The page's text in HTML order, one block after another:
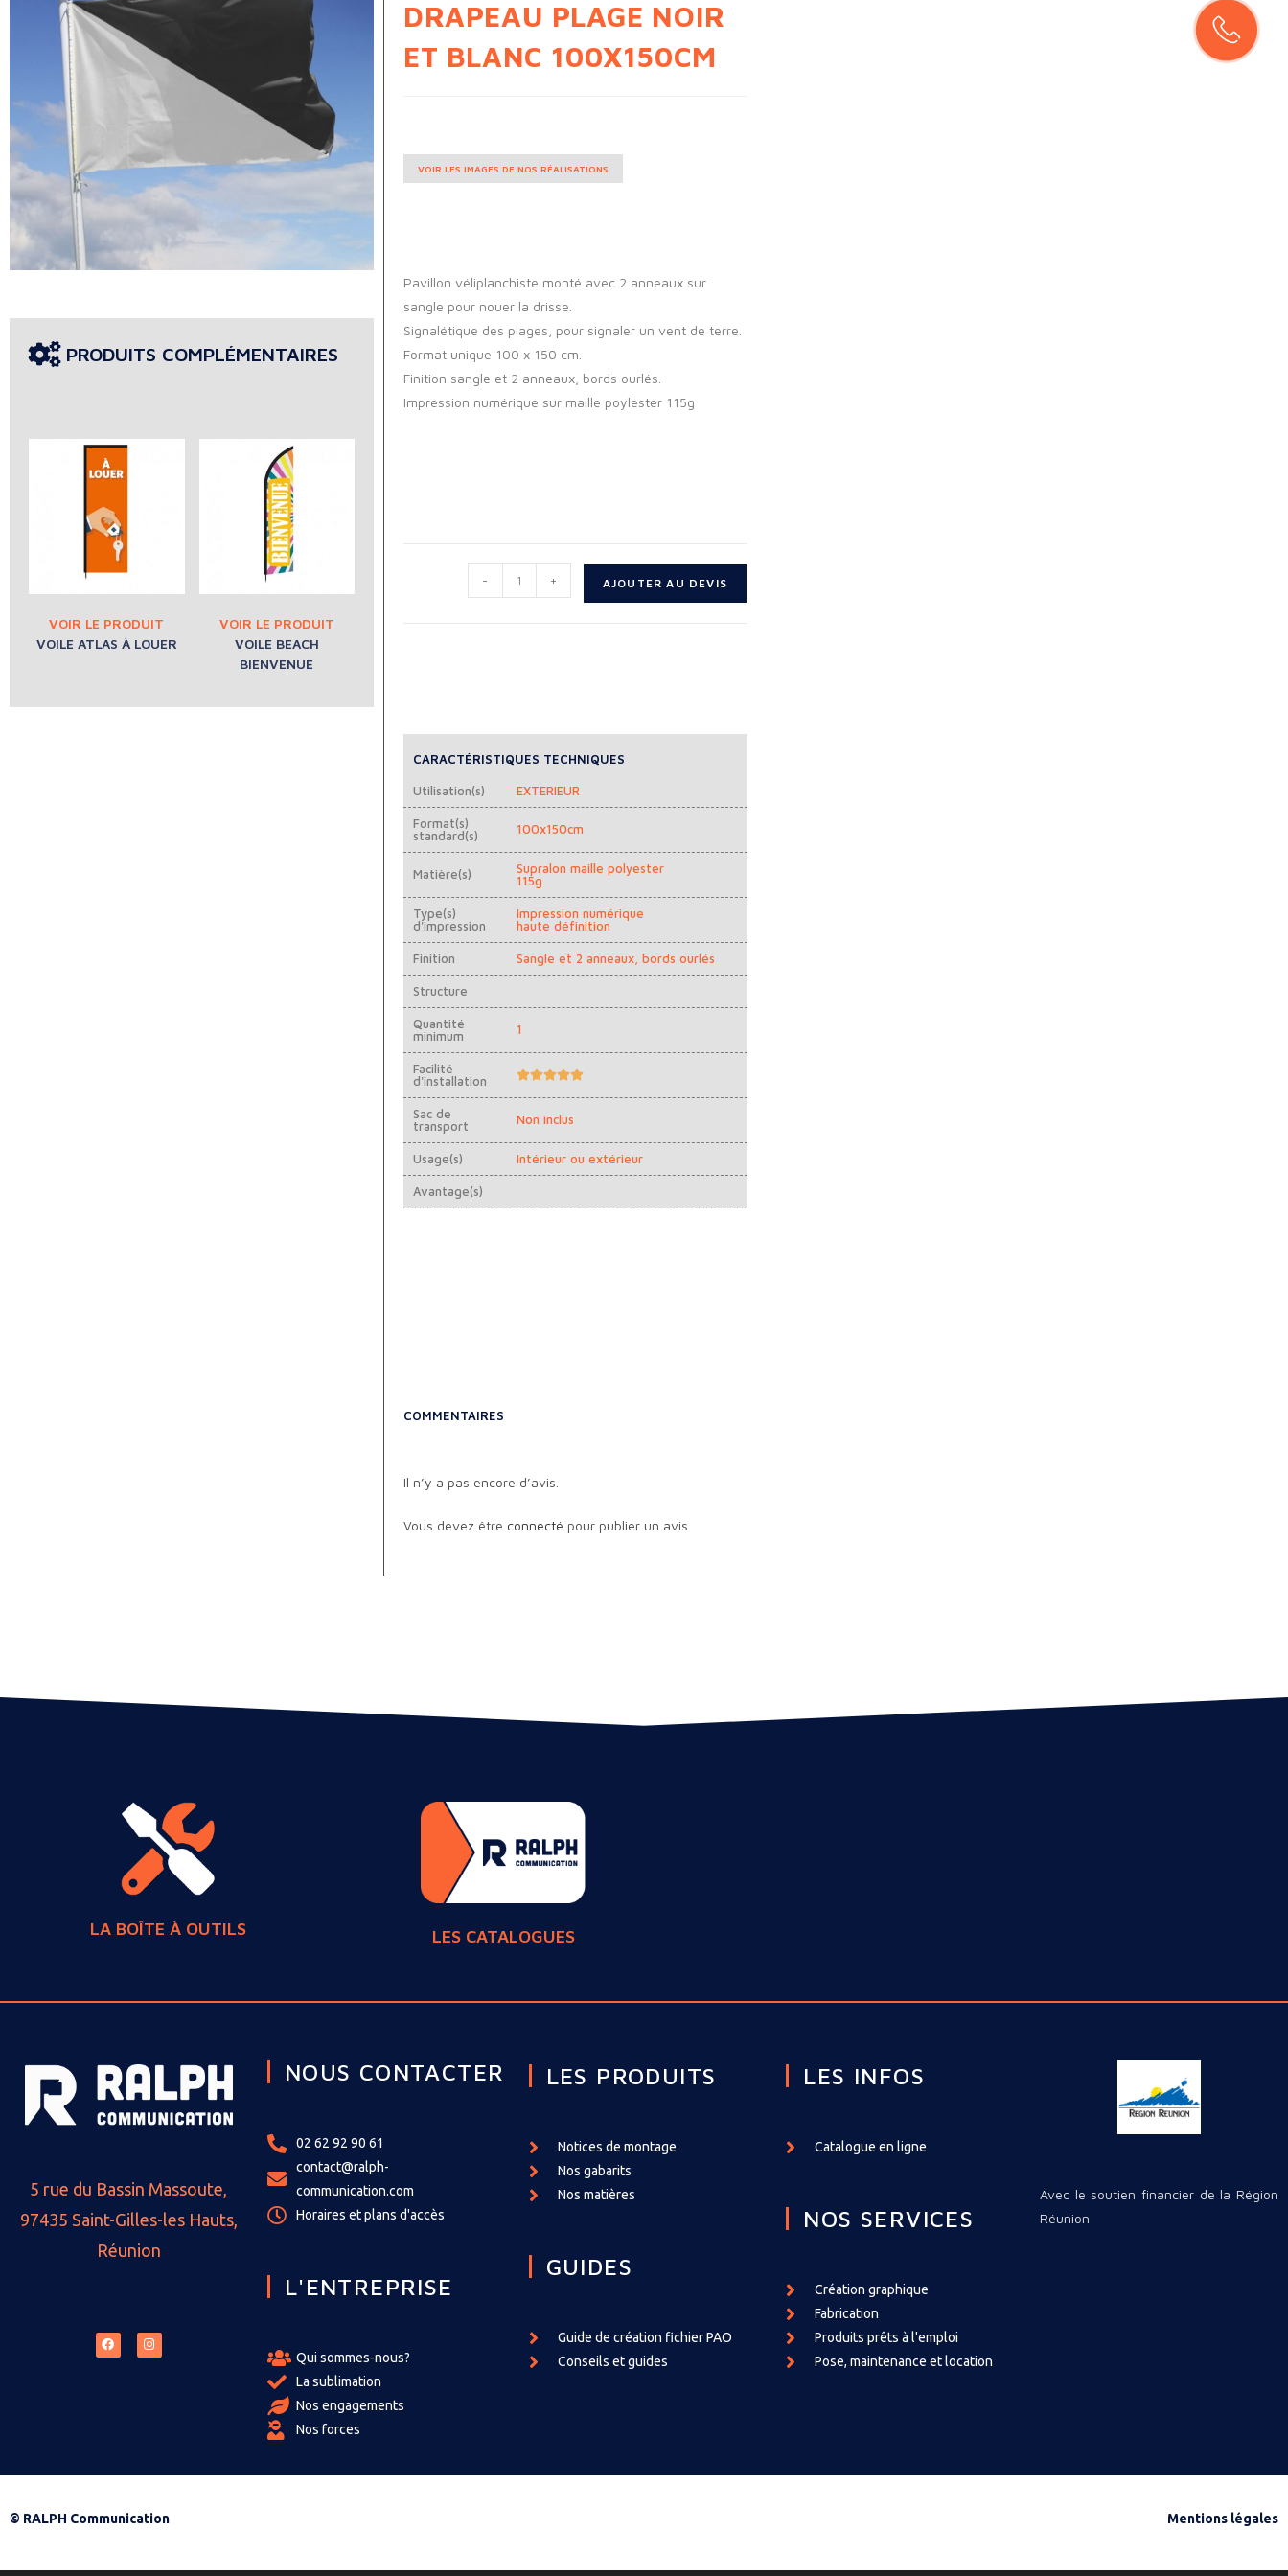
PRODUITS COMPLÉMENTAIRES
VOILE ATLAS À LOUER
VOILE BEACH
BIENVENUE
DRAPEAU PLAGE NOIR
ET BLANC 100X150CM
VOIR LES IMAGES DE NOS RÉALISATIONS
Pavillon véliplanchiste monté avec 2 anneaux sur
sangle pour nouer la drisse.
Signalétique des plages, pour signaler un vent de terre.
Format unique 100 x 150 cm.
Finition sangle et 2 anneaux, bords ourlés.
Impression numérique sur maille poylester 115g
- + AJOUTER AU DEVIS
CARACTÉRISTIQUES TECHNIQUES
Utilisation(s) EXTERIEUR
Format(s)
standard(s)
100x150cm
Matière(s)
Supralon maille polyester
115g
Type(s)
d'impression
Impression numérique
haute définition
Finition Sangle et 2 anneaux, bords ourlés
Structure
Quantité
minimum
1
Facilité
d'installation

Sac de
transport
Non inclus
Usage(s) Intérieur ou extérieur
Avantage(s)
COMMENTAIRES
Il n’y a pas encore d’avis.
Vous devez être connecté pour publier un avis.
LA BOÎTE À OUTILS LES CATALOGUES
5 rue du Bassin Massoute,
97435 Saint-Gilles-les Hauts,
Réunion
NOUS CONTACTER
02 62 92 90 61
contact@ralph-
communication.com
Horaires et plans d'accès
L'ENTREPRISE
Qui sommes-nous?
La sublimation
Nos engagements
Nos forces
LES PRODUITS
Notices de montage
Nos gabarits
Nos matières
GUIDES
Guide de création fichier PAO
Conseils et guides
LES INFOS
Catalogue en ligne
NOS SERVICES
Création graphique
Fabrication
Produits prêts à l'emploi
Pose, maintenance et location
Avec le soutien financier de la Région
Réunion
© RALPH Communication Mentions légales